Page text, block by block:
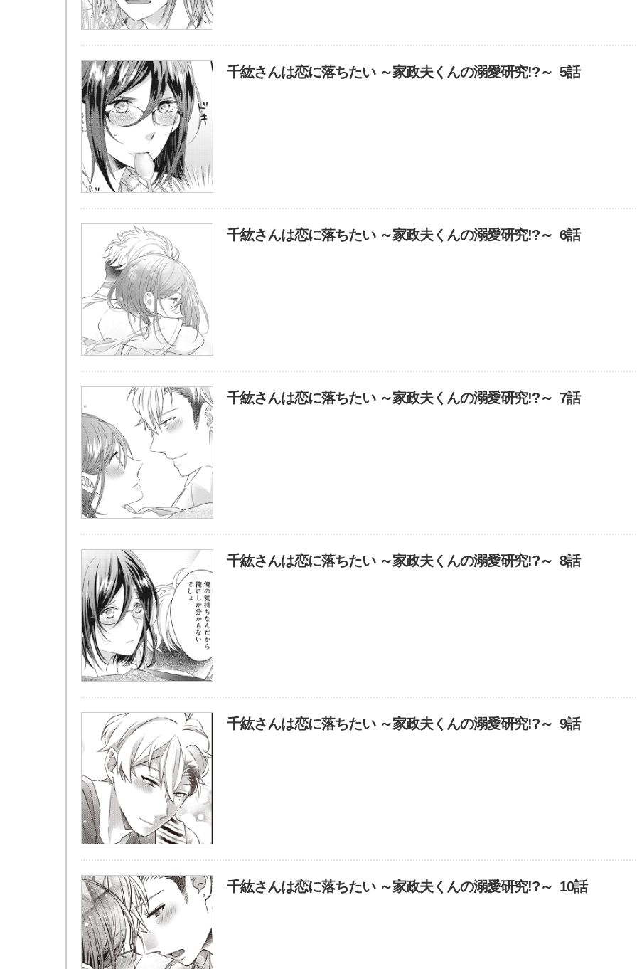
千紘さんは恋に落ちたい ～家政夫くんの溺愛研究!?～ 5話
千紘さんは恋に落ちたい ～家政夫くんの溺愛研究!?～ 6話
千紘さんは恋に落ちたい ～家政夫くんの溺愛研究!?～ 7話
千紘さんは恋に落ちたい ～家政夫くんの溺愛研究!?～ 8話
千紘さんは恋に落ちたい ～家政夫くんの溺愛研究!?～ 9話
千紘さんは恋に落ちたい ～家政夫くんの溺愛研究!?～ 10話